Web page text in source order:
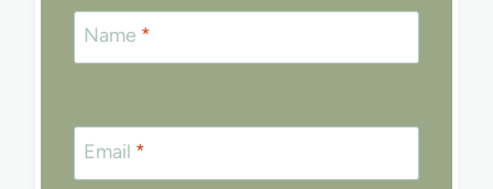
Name *
Email *